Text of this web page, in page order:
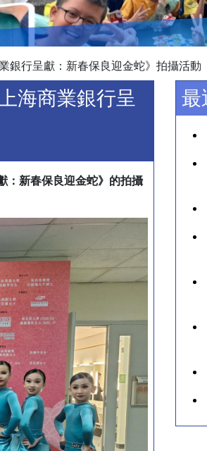
銀行呈獻：新春保良迎金蛇》拍攝活動
海商業銀行呈
：新春保良迎金蛇》的拍攝
最